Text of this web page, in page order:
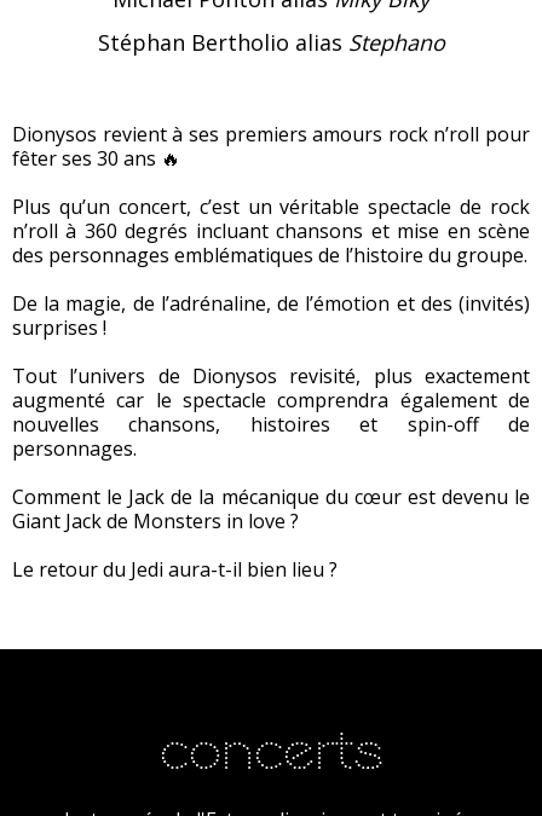
Stéphan Bertholio alias Stephano
Dionysos revient à ses premiers amours rock n’roll pour
fêter ses 30 ans 🔥
Plus qu’un concert, c’est un véritable spectacle de rock
n’roll à 360 degrés incluant chansons et mise en scène
des personnages emblématiques de l’histoire du groupe.
De la magie, de l’adrénaline, de l’émotion et des (invités)
surprises !
Tout l’univers de Dionysos revisité, plus exactement
augmenté car le spectacle comprendra également de
nouvelles chansons, histoires et spin-off de
personnages.
Comment le Jack de la mécanique du cœur est devenu le
Giant Jack de Monsters in love ?
Le retour du Jedi aura-t-il bien lieu ?
concerts